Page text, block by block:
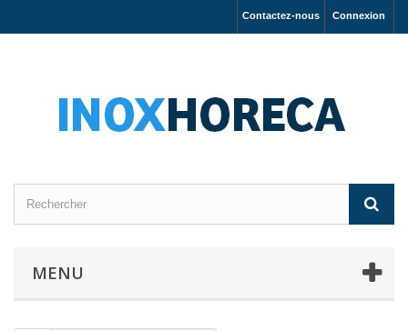
Connexion
Contactez-nous
MENU